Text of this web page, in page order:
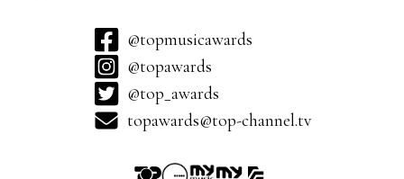
@topmusicawards
@topawards
@top_awards
topawards@top-channel.tv